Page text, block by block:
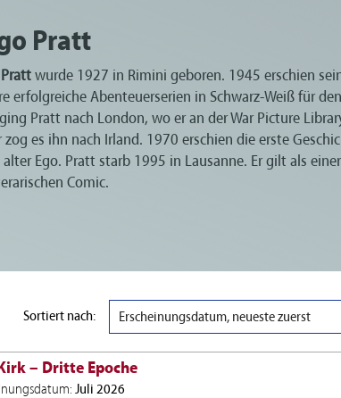
Pratt
wurde 1927 in Rimini geboren. 1945 erschien
erfolgreiche Abenteuerserien in Schwarz-Weiß für
Pratt nach London, wo er an der War Picture
zog es ihn nach Irland. 1970 erschien die erste
alter Ego. Pratt starb 1995 in Lausanne. Er gilt als
Comic.
Sortiert nach: Erscheinungsdatum, neueste zuerst
– Dritte Epoche
Juli 2026